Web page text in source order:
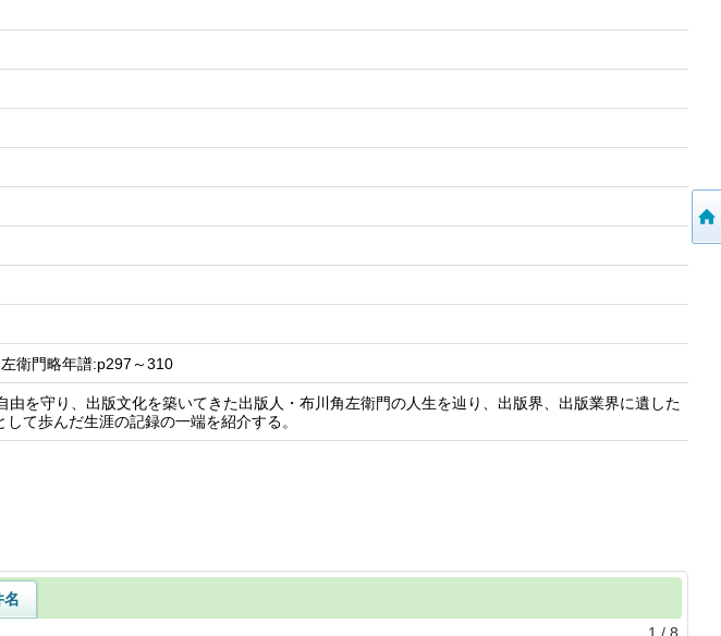
衛門略年譜:p297～310
由を守り、出版文化を築いてきた出版人・布川角左衛門の人生を辿り、出版界、出版業界に遺した
て歩んだ生涯の記録の一端を紹介する。
名